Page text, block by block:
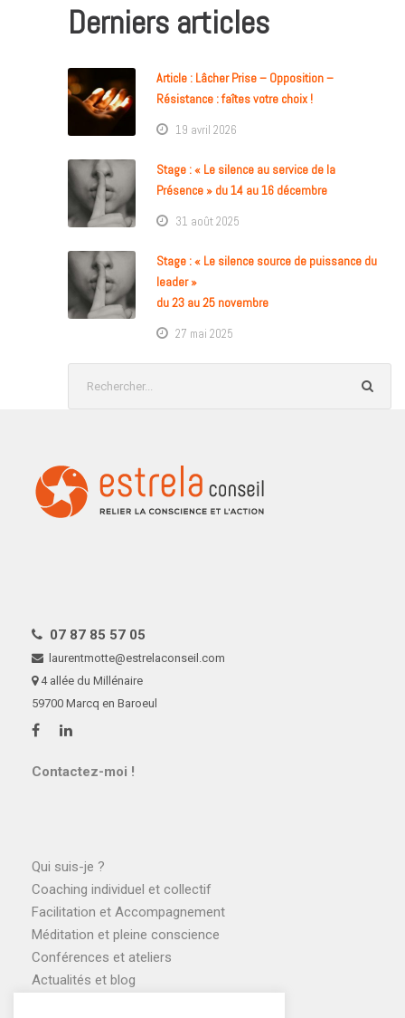
Derniers articles
Article : Lâcher Prise – Opposition –
Résistance : faîtes votre choix !
19 avril 2026
Stage : « Le silence au service de la
Présence » du 14 au 16 décembre
31 août 2025
Stage : « Le silence source de puissance du
leader »
du 23 au 25 novembre
27 mai 2025
07 87 85 57 05
laurentmotte@estrelaconseil.com
4 allée du Millénaire
59700 Marcq en Baroeul
Contactez-moi !
Qui suis-je ?
Coaching individuel et collectif
Facilitation et Accompagnement
Méditation et pleine conscience
Conférences et ateliers
Actualités et blog